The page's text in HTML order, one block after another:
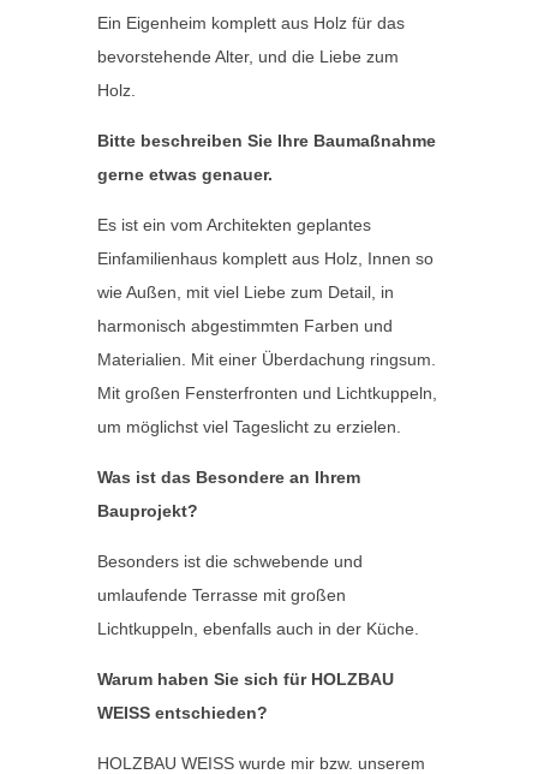
Ein Eigenheim komplett aus Holz für das
bevorstehende Alter, und die Liebe zum
Holz.
Bitte beschreiben Sie Ihre Baumaßnahme
gerne etwas genauer.
Es ist ein vom Architekten geplantes
Einfamilienhaus komplett aus Holz, Innen so
wie Außen, mit viel Liebe zum Detail, in
harmonisch abgestimmten Farben und
Materialien. Mit einer Überdachung ringsum.
Mit großen Fensterfronten und Lichtkuppeln,
um möglichst viel Tageslicht zu erzielen.
Was ist das Besondere an Ihrem
Bauprojekt?
Besonders ist die schwebende und
umlaufende Terrasse mit großen
Lichtkuppeln, ebenfalls auch in der Küche.
Warum haben Sie sich für HOLZBAU
WEISS entschieden?
HOLZBAU WEISS wurde mir bzw. unserem